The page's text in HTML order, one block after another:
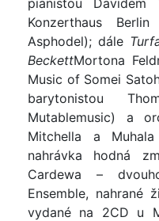
Konzerthaus
Asphodel); dále
BeckettMortona
Music of Somei
barytonistou
Mutablemusic) a
Mitchella a
nahrávka hodná
Cardewa –
Ensemble, nahrané
vydané na 2CD u